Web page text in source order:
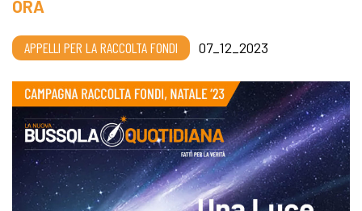
ORA
APPELLI PER LA RACCOLTA FONDI 07_12_2023